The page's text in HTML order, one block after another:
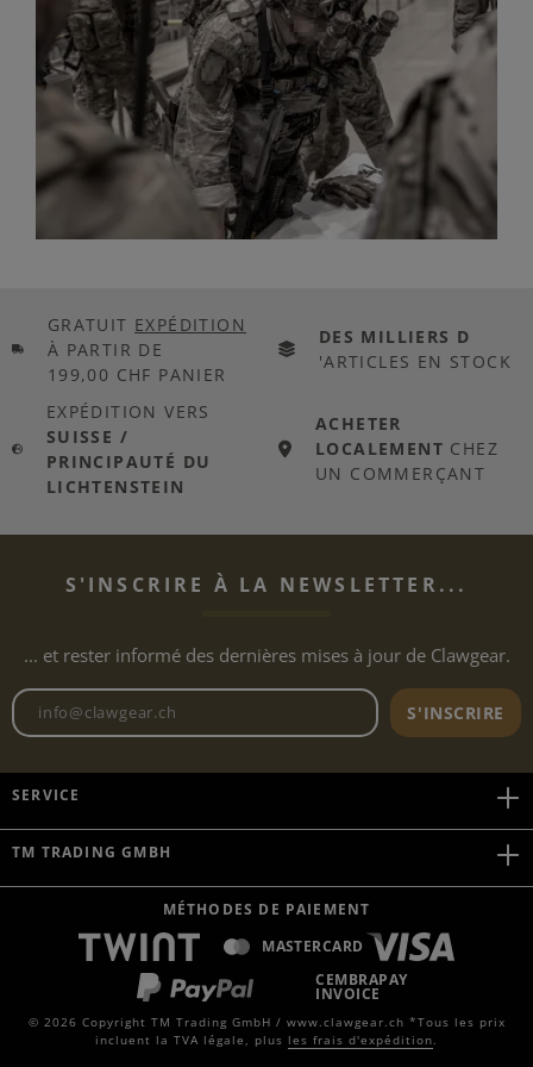
GRATUIT EXPÉDITION
À PARTIR DE
199,00 CHF PANIER
DES MILLIERS D
'ARTICLES EN STOCK
EXPÉDITION VERS
SUISSE /
PRINCIPAUTÉ DU
LICHTENSTEIN
ACHETER
LOCALEMENT CHEZ
UN COMMERÇANT
S'INSCRIRE À LA NEWSLETTER...
... et rester informé des dernières mises à jour de Clawgear.
Adresse e-mail de laS'INSCRIRE
SERVICE
TM TRADING GMBH
MÉTHODES DE PAIEMENT
MASTERCARD
CEMBRAPAY
INVOICE
© 2026 Copyright TM Trading GmbH / www.clawgear.ch *Tous les prix
incluent la TVA légale, plus les frais d'expédition.